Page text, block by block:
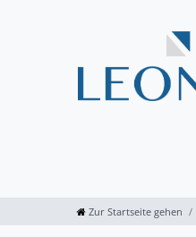
Zur Startseite gehen